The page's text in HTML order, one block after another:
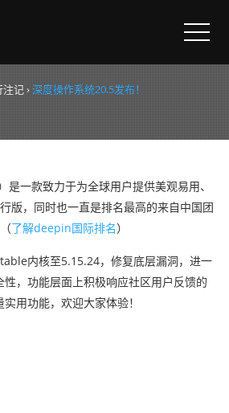
统20.5发布！
注记›深度操作系统20.5发布！
一款致力于为全球用户提供美观易用、
版，同时也一直是排名最高的来自中国团
了解deepin国际排名）
内核至5.15.24，修复底层漏洞，进一
，功能层面上积极响应社区用户反馈的
用功能，欢迎大家体验！